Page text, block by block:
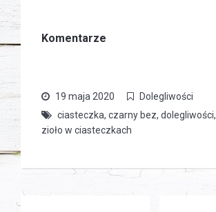
Komentarze
19 maja 2020
Dolegliwości
ciasteczka, czarny bez, dolegliwości,
zioło w ciasteczkach